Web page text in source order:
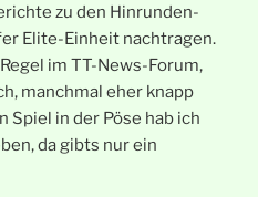
zu den Hinrunden-
Elite-Einheit nachtragen.
im TT-News-Forum,
manchmal eher knapp
in der Pöse hab ich
da gibts nur ein